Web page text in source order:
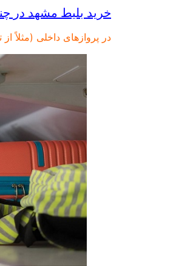
خرید بلیط مشهد در
در پروازهای داخلی (مثلاً